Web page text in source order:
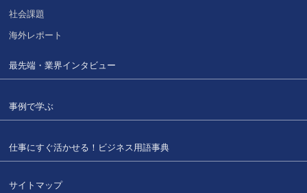
社会課題
海外レポート
最先端・業界インタビュー
事例で学ぶ
仕事にすぐ活かせる！ ビジネス用語事典
サイトマップ